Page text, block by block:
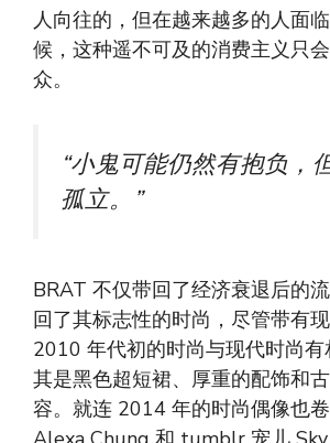
人向往的，但在越来越多的人面
候，这种遥不可及的消费主义只
众。
“小鬼可能仍然有抱负，
孤立。”
BRAT 不仅带回了经济衰退后的
回了其标志性的时尚，尽管带有现
2010 年代初的时尚与现代时尚
其是黑色超短裙、厚重的配饰和
容。就连 2014 年的时尚偶像也卷